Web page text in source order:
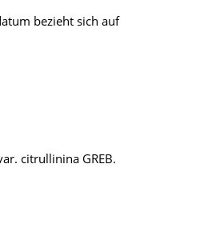
bezieht sich auf
citrullinina GREB.